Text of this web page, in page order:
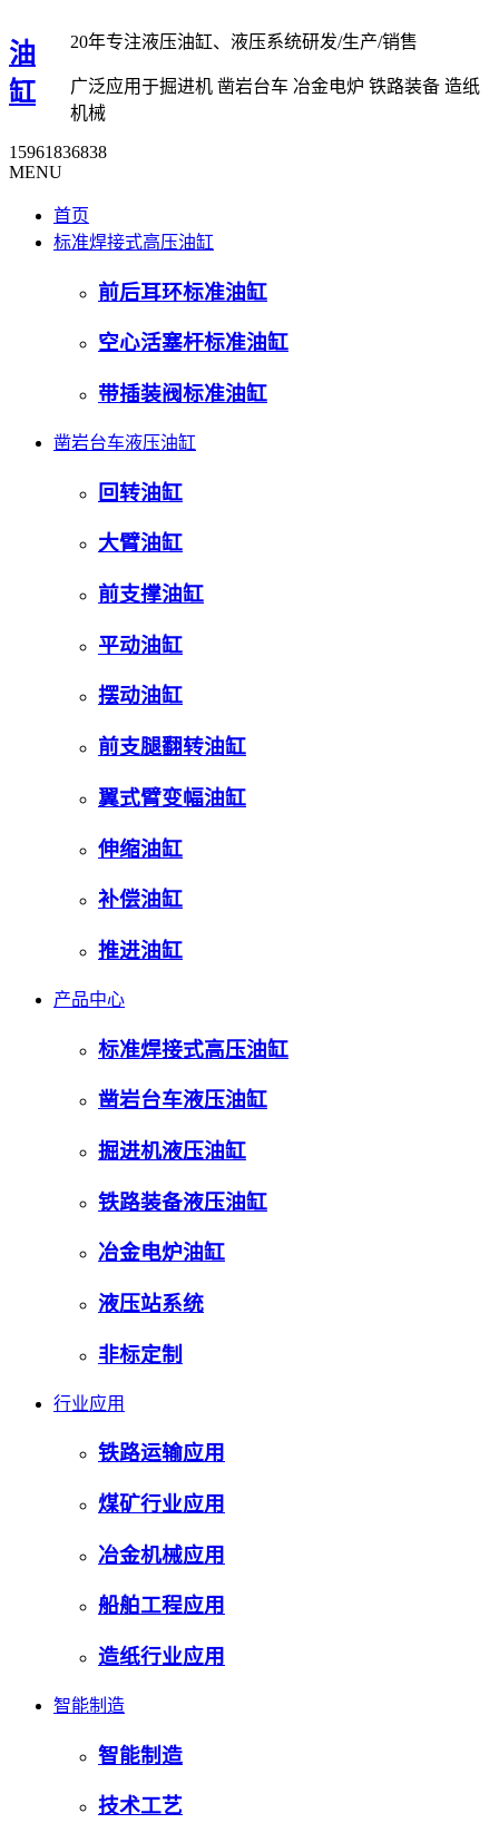
油
缸
20年专注液压油缸、液压系统研发/生产/销售
广泛应用于掘进机 凿岩台车 冶金电炉 铁路装备 造纸
机械
15961836838
MENU
首页
标准焊接式高压油缸
前后耳环标准油缸
空心活塞杆标准油缸
带插装阀标准油缸
凿岩台车液压油缸
回转油缸
大臂油缸
前支撑油缸
平动油缸
摆动油缸
前支腿翻转油缸
翼式臂变幅油缸
伸缩油缸
补偿油缸
推进油缸
产品中心
标准焊接式高压油缸
凿岩台车液压油缸
掘进机液压油缸
铁路装备液压油缸
冶金电炉油缸
液压站系统
非标定制
行业应用
铁路运输应用
煤矿行业应用
冶金机械应用
船舶工程应用
造纸行业应用
智能制造
智能制造
技术工艺